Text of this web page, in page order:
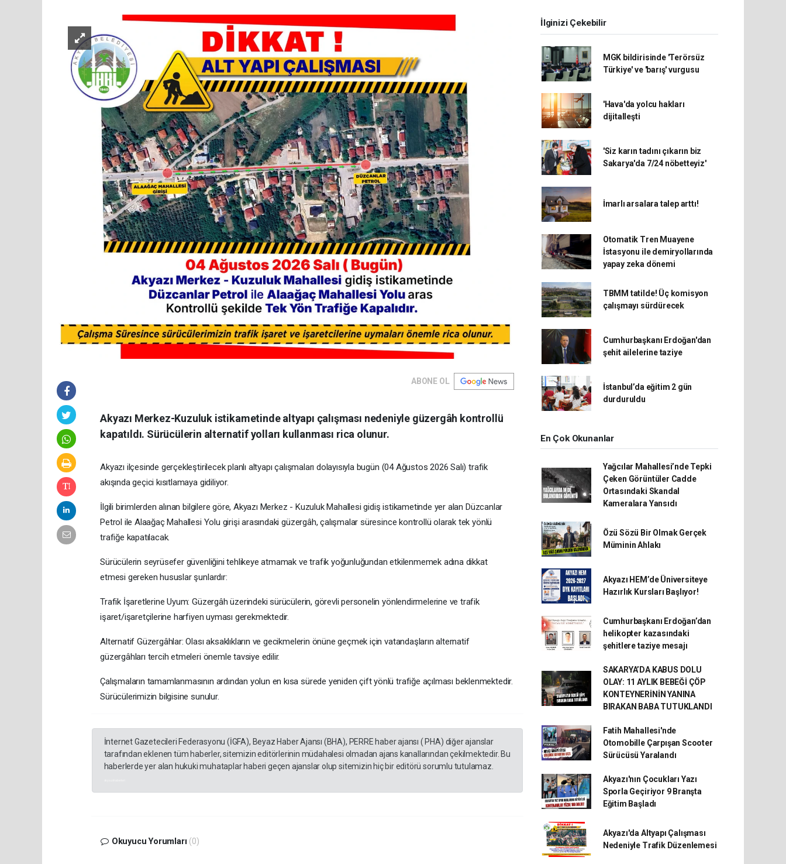
ABONE OL
Akyazı Merkez-Kuzuluk istikametinde altyapı çalışması nedeniyle güzergâh kontrollü
kapatıldı. Sürücülerin alternatif yolları kullanması rica olunur.
Akyazı ilçesinde gerçekleştirilecek planlı altyapı çalışmaları dolayısıyla bugün (04 Ağustos 2026 Salı) trafik
akışında geçici kısıtlamaya gidiliyor.
​İlgili birimlerden alınan bilgilere göre, Akyazı Merkez - Kuzuluk Mahallesi gidiş istikametinde yer alan Düzcanlar
Petrol ile Alaağaç Mahallesi Yolu girişi arasındaki güzergâh, çalışmalar süresince kontrollü olarak tek yönlü
trafiğe kapatılacak.
​Sürücülerin seyrüsefer güvenliğini tehlikeye atmamak ve trafik yoğunluğundan etkilenmemek adına dikkat
etmesi gereken hususlar şunlardır:
​Trafik İşaretlerine Uyum: Güzergâh üzerindeki sürücülerin, görevli personelin yönlendirmelerine ve trafik
işaret/işaretçilerine harfiyen uyması gerekmektedir.
​Alternatif Güzergâhlar: Olası aksaklıkların ve gecikmelerin önüne geçmek için vatandaşların alternatif
güzergâhları tercih etmeleri önemle tavsiye edilir.
​Çalışmaların tamamlanmasının ardından yolun en kısa sürede yeniden çift yönlü trafiğe açılması beklenmektedir.
Sürücülerimizin bilgisine sunulur.
İnternet Gazetecileri Federasyonu (İGFA), Beyaz Haber Ajansı (BHA), PERRE haber ajansı ( PHA) diğer ajanslar
tarafından eklenen tüm haberler, sitemizin editörlerinin müdahalesi olmadan ajans kanallarından çekilmektedir. Bu
haberlerde yer alan hukuki muhataplar haberi geçen ajanslar olup sitemizin hiç bir editörü sorumlu tutulamaz.
Okuyucu Yorumları (0)
İlginizi Çekebilir
MGK bildirisinde 'Terörsüz
Türkiye' ve 'barış' vurgusu
'Hava'da yolcu hakları
dijitalleşti
'Siz karın tadını çıkarın biz
Sakarya'da 7/24 nöbetteyiz'
İmarlı arsalara talep arttı!
Otomatik Tren Muayene
İstasyonu ile demiryollarında
yapay zeka dönemi
TBMM tatilde! Üç komisyon
çalışmayı sürdürecek
Cumhurbaşkanı Erdoğan'dan
şehit ailelerine taziye
İstanbul’da eğitim 2 gün
durduruldu
En Çok Okunanlar
Yağcılar Mahallesi’nde Tepki
Çeken Görüntüler Cadde
Ortasındaki Skandal
Kameralara Yansıdı
Özü Sözü Bir Olmak Gerçek
Müminin Ahlakı
Akyazı HEM’de Üniversiteye
Hazırlık Kursları Başlıyor!
Cumhurbaşkanı Erdoğan’dan
helikopter kazasındaki
şehitlere taziye mesajı
SAKARYA’DA KABUS DOLU
OLAY: 11 AYLIK BEBEĞİ ÇÖP
KONTEYNERİNİN YANINA
BIRAKAN BABA TUTUKLANDI
Fatih Mahallesi'nde
Otomobille Çarpışan Scooter
Sürücüsü Yaralandı
Akyazı'nın Çocukları Yazı
Sporla Geçiriyor 9 Branşta
Eğitim Başladı
Akyazı'da Altyapı Çalışması
Nedeniyle Trafik Düzenlemesi